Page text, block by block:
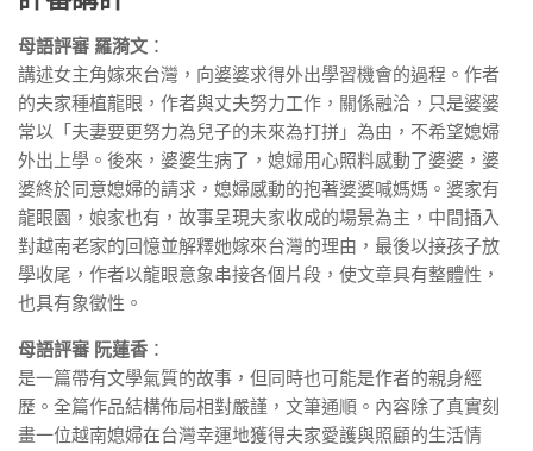
母語評審 羅漪文 ：
講述女主角嫁來台灣，向婆婆求得外出學習機會的過程。作者
的夫家種植龍眼，作者與丈夫努力工作，關係融洽，只是婆婆
常以「夫妻要更努力為兒子的未來為打拼」為由，不希望媳婦
外出上學。後來，婆婆生病了，媳婦用心照料感動了婆婆，婆
婆終於同意媳婦的請求，媳婦感動的抱著婆婆喊媽媽。婆家有
龍眼園，娘家也有，故事呈現夫家收成的場景為主，中間插入
對越南老家的回憶並解釋她嫁來台灣的理由，最後以接孩子放
學收尾，作者以龍眼意象串接各個片段，使文章具有整體性，
也具有象徵性。
母語評審 阮蓮香 ：
是一篇帶有文學氣質的故事，但同時也可能是作者的親身經
歷。全篇作品結構佈局相對嚴謹，文筆通順。內容除了真實刻
畫一位越南媳婦在台灣幸運地獲得夫家愛護與照顧的生活情